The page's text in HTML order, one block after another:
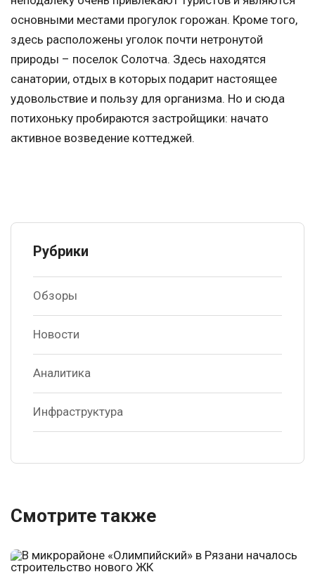
основными местами прогулок горожан. Кроме того,
здесь расположены уголок почти нетронутой
природы – поселок Солотча. Здесь находятся
санатории, отдых в которых подарит настоящее
удовольствие и пользу для организма. Но и сюда
потихоньку пробираются застройщики: начато
активное возведение коттеджей.
Рубрики
Обзоры
Новости
Аналитика
Инфраструктура
Смотрите также